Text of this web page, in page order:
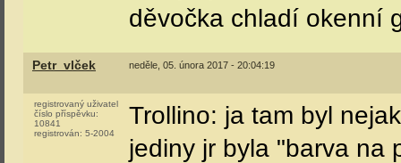
děvočka chladí okenní
Petr_vlček neděle, 05. února 2017 - 20:04:19
registrovaný uživatel
číslo příspěvku:
10841
registrován: 5-2004
Trollino: ja tam byl
jediny jr byla "barva na